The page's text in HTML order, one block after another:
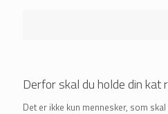
Derfor skal du holde din kat
Det er ikke kun mennesker, som